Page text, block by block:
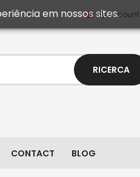
My Account
RICERCA
CONTACT BLOG
em nossos sites.